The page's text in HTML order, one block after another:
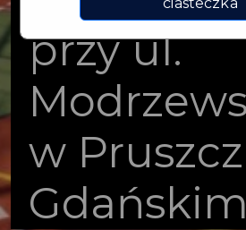
przy ul.
w
Gdańskim
ciasteczka